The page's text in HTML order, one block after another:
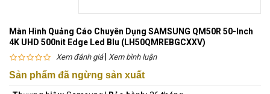
Màn Hình Quảng Cáo Chuyên Dụng SAMSUNG QM50R 50-Inch
4K UHD 500nit Edge Led Blu (LH50QMREBGCXXV)
Xem đánh giá| Xem bình luận
Sản phẩm đã ngừng sản xuất